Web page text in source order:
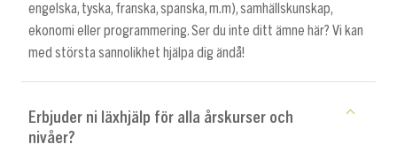
engelska, tyska, franska, spanska, m.m), samhällskunskap,
ekonomi eller programmering. Ser du inte ditt ämne här? Vi kan
med största sannolikhet hjälpa dig ändå!
Erbjuder ni läxhjälp för alla årskurser och
nivåer?